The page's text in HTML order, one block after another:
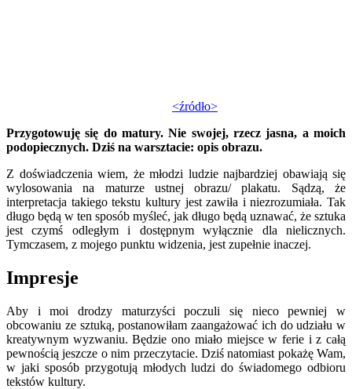
<źródło>
Przygotowuję się do matury. Nie swojej, rzecz jasna, a moich
podopiecznych. Dziś na warsztacie: opis obrazu.
Z doświadczenia wiem, że młodzi ludzie najbardziej obawiają się
wylosowania na maturze ustnej obrazu/ plakatu. Sądzą, że
interpretacja takiego tekstu kultury jest zawiła i niezrozumiała. Tak
długo będą w ten sposób myśleć, jak długo będą uznawać, że sztuka
jest czymś odległym i dostępnym wyłącznie dla nielicznych.
Tymczasem, z mojego punktu widzenia, jest zupełnie inaczej.
Impresje
Aby i moi drodzy maturzyści poczuli się nieco pewniej w
obcowaniu ze sztuką, postanowiłam zaangażować ich do udziału w
kreatywnym wyzwaniu. Będzie ono miało miejsce w ferie i z całą
pewnością jeszcze o nim przeczytacie. Dziś natomiast pokażę Wam,
w jaki sposób przygotują młodych ludzi do świadomego odbioru
tekstów kultury.